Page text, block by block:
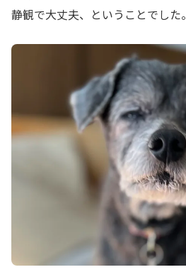
静観で大丈夫、ということでした。